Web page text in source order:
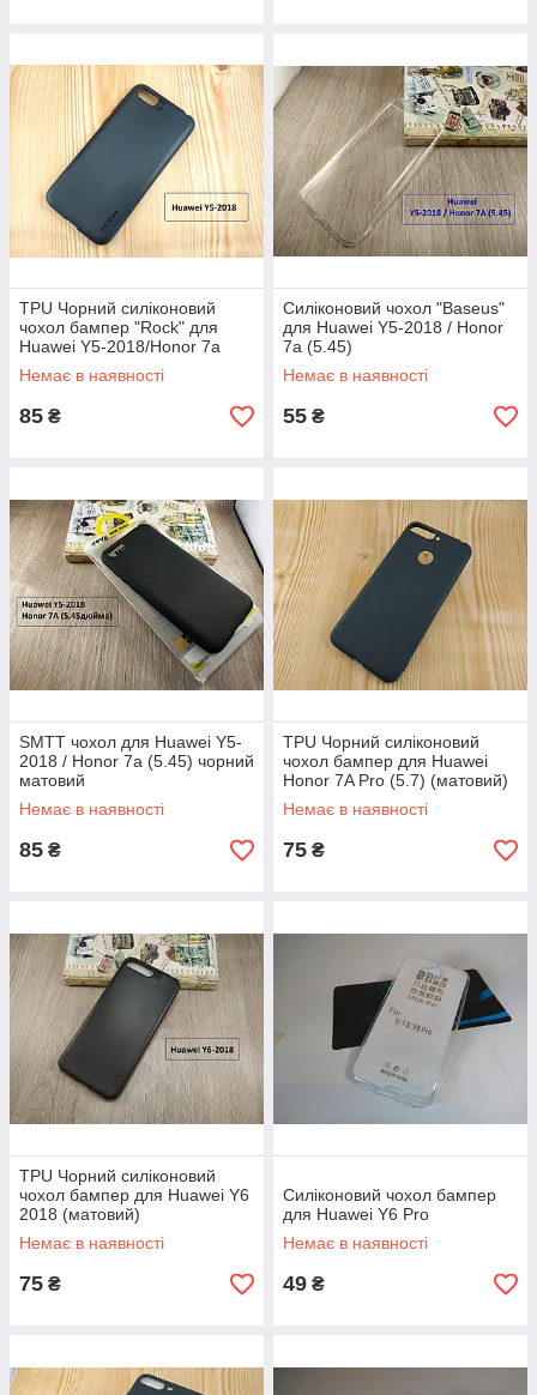
TPU Чорний силіконовий
чохол бампер "Rock" для
Huawei Y5-2018/Honor 7a
(5.45) (матовий)
Немає в наявності
85 ₴
Силіконовий чохол "Baseus"
для Huawei Y5-2018 / Honor
7a (5.45)
Немає в наявності
55 ₴
SMTT чохол для Huawei Y5-
2018 / Honor 7a (5.45) чорний
матовий
Немає в наявності
85 ₴
TPU Чорний силіконовий
чохол бампер для Huawei
Honor 7A Pro (5.7) (матовий)
Немає в наявності
75 ₴
TPU Чорний силіконовий
чохол бампер для Huawei Y6
2018 (матовий)
Немає в наявності
75 ₴
Силіконовий чохол бампер
для Huawei Y6 Pro
Немає в наявності
49 ₴